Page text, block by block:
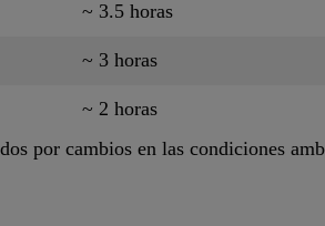
~ 3.5 horas
~ 3 horas
~ 2 horas
por cambios en las condiciones